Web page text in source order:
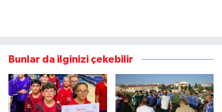
Bunlar da ilginizi çekebilir